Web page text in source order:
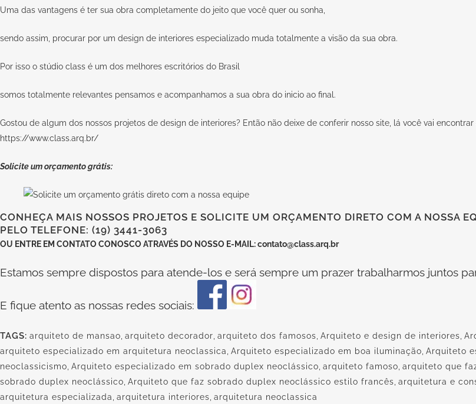
Uma das vantagens é ter sua obra completamente do jeito que você quer ou sonha,
sendo assim, procurar por um design de interiores especializado muda totalmente a visão da sua obra.
Por isso o stúdio class é um dos melhores escritórios do Brasil
somos totalmente relevantes pensamos e acompanhamos a sua obra do inicio ao final.
Gostou de algum dos nossos projetos de design de interiores? Então não deixe de conferir nosso site, lá você vai
https://www.class.arq.br/
Solicite um orçamento grátis:
CONHEÇA MAIS NOSSOS PROJETOS E SOLICITE UM ORÇAMENTO DIRETO COM A NOSSA
PELO TELEFONE: (19) 3441-3063
OU ENTRE EM CONTATO CONOSCOATRAVÉS DO NOSSO E-MAIL:contato@class.arq.br
Estamos sempre dispostos para atende-los e será sempre um prazer trabalharmos juntos
E fique atento as nossas redes sociais:
TAGS: arquiteto de mansao arquiteto decorador arquiteto dos famosos Arquiteto e design de interiores
arquiteto especializado em arquitetura neoclassica Arquiteto especializado em boa iluminação Arquiteto
neoclassicismo Arquiteto especializado em sobrado duplex neoclássico arquiteto famoso arquiteto que
sobrado duplex neoclássico Arquiteto que faz sobrado duplex neoclássico estilo francês arquitetura e
arquitetura especializada arquitetura interiores arquitetura neoclassica